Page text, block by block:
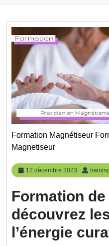
Formation Magnétiseur
Magnetiseur
12 décembre 2023
12
décembre
Formation
découvrez
l’énergie